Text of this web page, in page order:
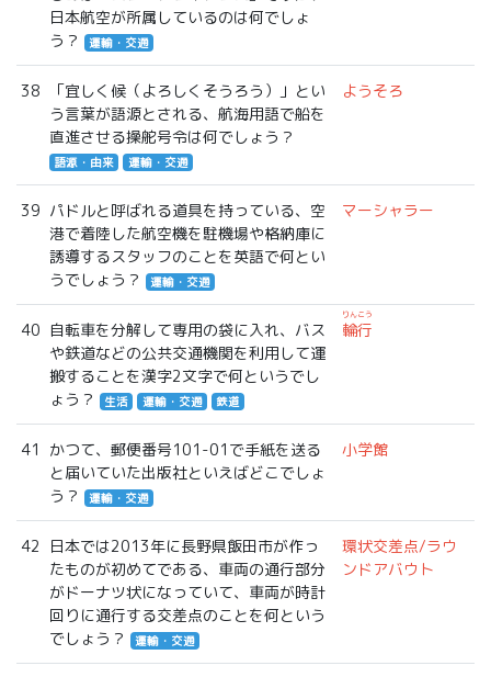
日本航空が所属しているのは何でしょ
う？
運輸・交通
38
「宜しく候（よろしくそうろう）」とい
う言葉が語源とされる、航海用語で船を
直進させる操舵号令は何でしょう？
語源・由来 運輸・交通
ようそろ
39 パドルと呼ばれる道具を持っている、空
港で着陸した航空機を駐機場や格納庫に
誘導するスタッフのことを英語で何とい
うでしょう？
運輸・交通
マーシャラー
40 自転車を分解して専用の袋に入れ、バス
や鉄道などの公共交通機関を利用して運
搬することを漢字2文字で何というでし
ょう？
生活 運輸・交通 鉄道
輪行
りんこう
41
かつて、郵便番号101-01で手紙を送る
と届いていた出版社といえばどこでしょ
う？
運輸・交通
小学館
42
日本では2013年に長野県飯田市が作っ
たものが初めてである、車両の通行部分
がドーナツ状になっていて、車両が時計
回りに通行する交差点のことを何という
でしょう？
運輸・交通
環状交差点/ラウ
ンドアバウト